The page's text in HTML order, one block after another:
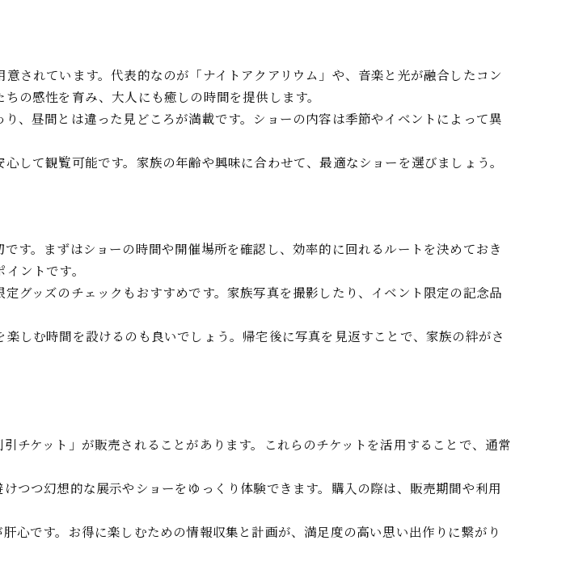
されています。代表的なのが「ナイトアクアリウム」や、音楽と光が融合したコン
の感性を育み、大人にも癒しの時間を提供します。
、昼間とは違った見どころが満載です。ショーの内容は季節やイベントによって異
して観覧可能です。家族の年齢や興味に合わせて、最適なショーを選びましょう。
す。まずはショーの時間や開催場所を確認し、効率的に回れるルートを決めておき
ントです。
グッズのチェックもおすすめです。家族写真を撮影したり、イベント限定の記念品
しむ時間を設けるのも良いでしょう。帰宅後に写真を見返すことで、家族の絆がさ
チケット」が販売されることがあります。これらのチケットを活用することで、通常
つつ幻想的な展示やショーをゆっくり体験できます。購入の際は、販売期間や利用
心です。お得に楽しむための情報収集と計画が、満足度の高い思い出作りに繋がり